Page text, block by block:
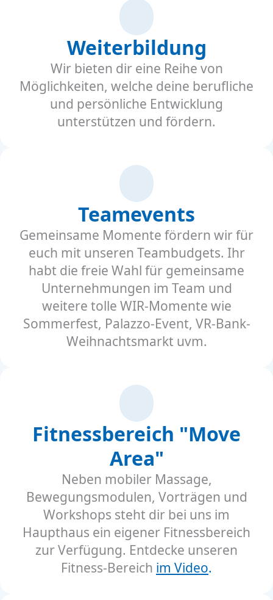
Weiterbildung
Wir bieten dir eine Reihe von
Möglichkeiten, welche deine berufliche
und persönliche Entwicklung
unterstützen und fördern.
Teamevents
Gemeinsame Momente fördern wir für
euch mit unseren Teambudgets. Ihr
habt die freie Wahl für gemeinsame
Unternehmungen im Team und
weitere tolle WIR-Momente wie
Sommerfest, Palazzo-Event, VR-Bank-
Weihnachtsmarkt uvm.
Fitnessbereich "Move
Area"
Neben mobiler Massage,
Bewegungsmodulen, Vorträgen und
Workshops steht dir bei uns im
Haupthaus ein eigener Fitnessbereich
zur Verfügung. Entdecke unseren
Fitness-Bereich im Video.